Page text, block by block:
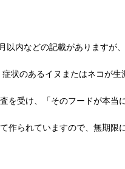
内などの記載がありますが
状のあるイヌまたはネコが
を受け、「そのフードが本
られていますので、無期